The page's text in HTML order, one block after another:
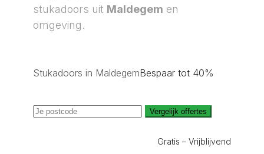
stukadoors uit Maldegem en
omgeving.
Stukadoors in MaldegemBespaar tot 40%
Vergelijk offertes
Gratis – Vrijblijvend